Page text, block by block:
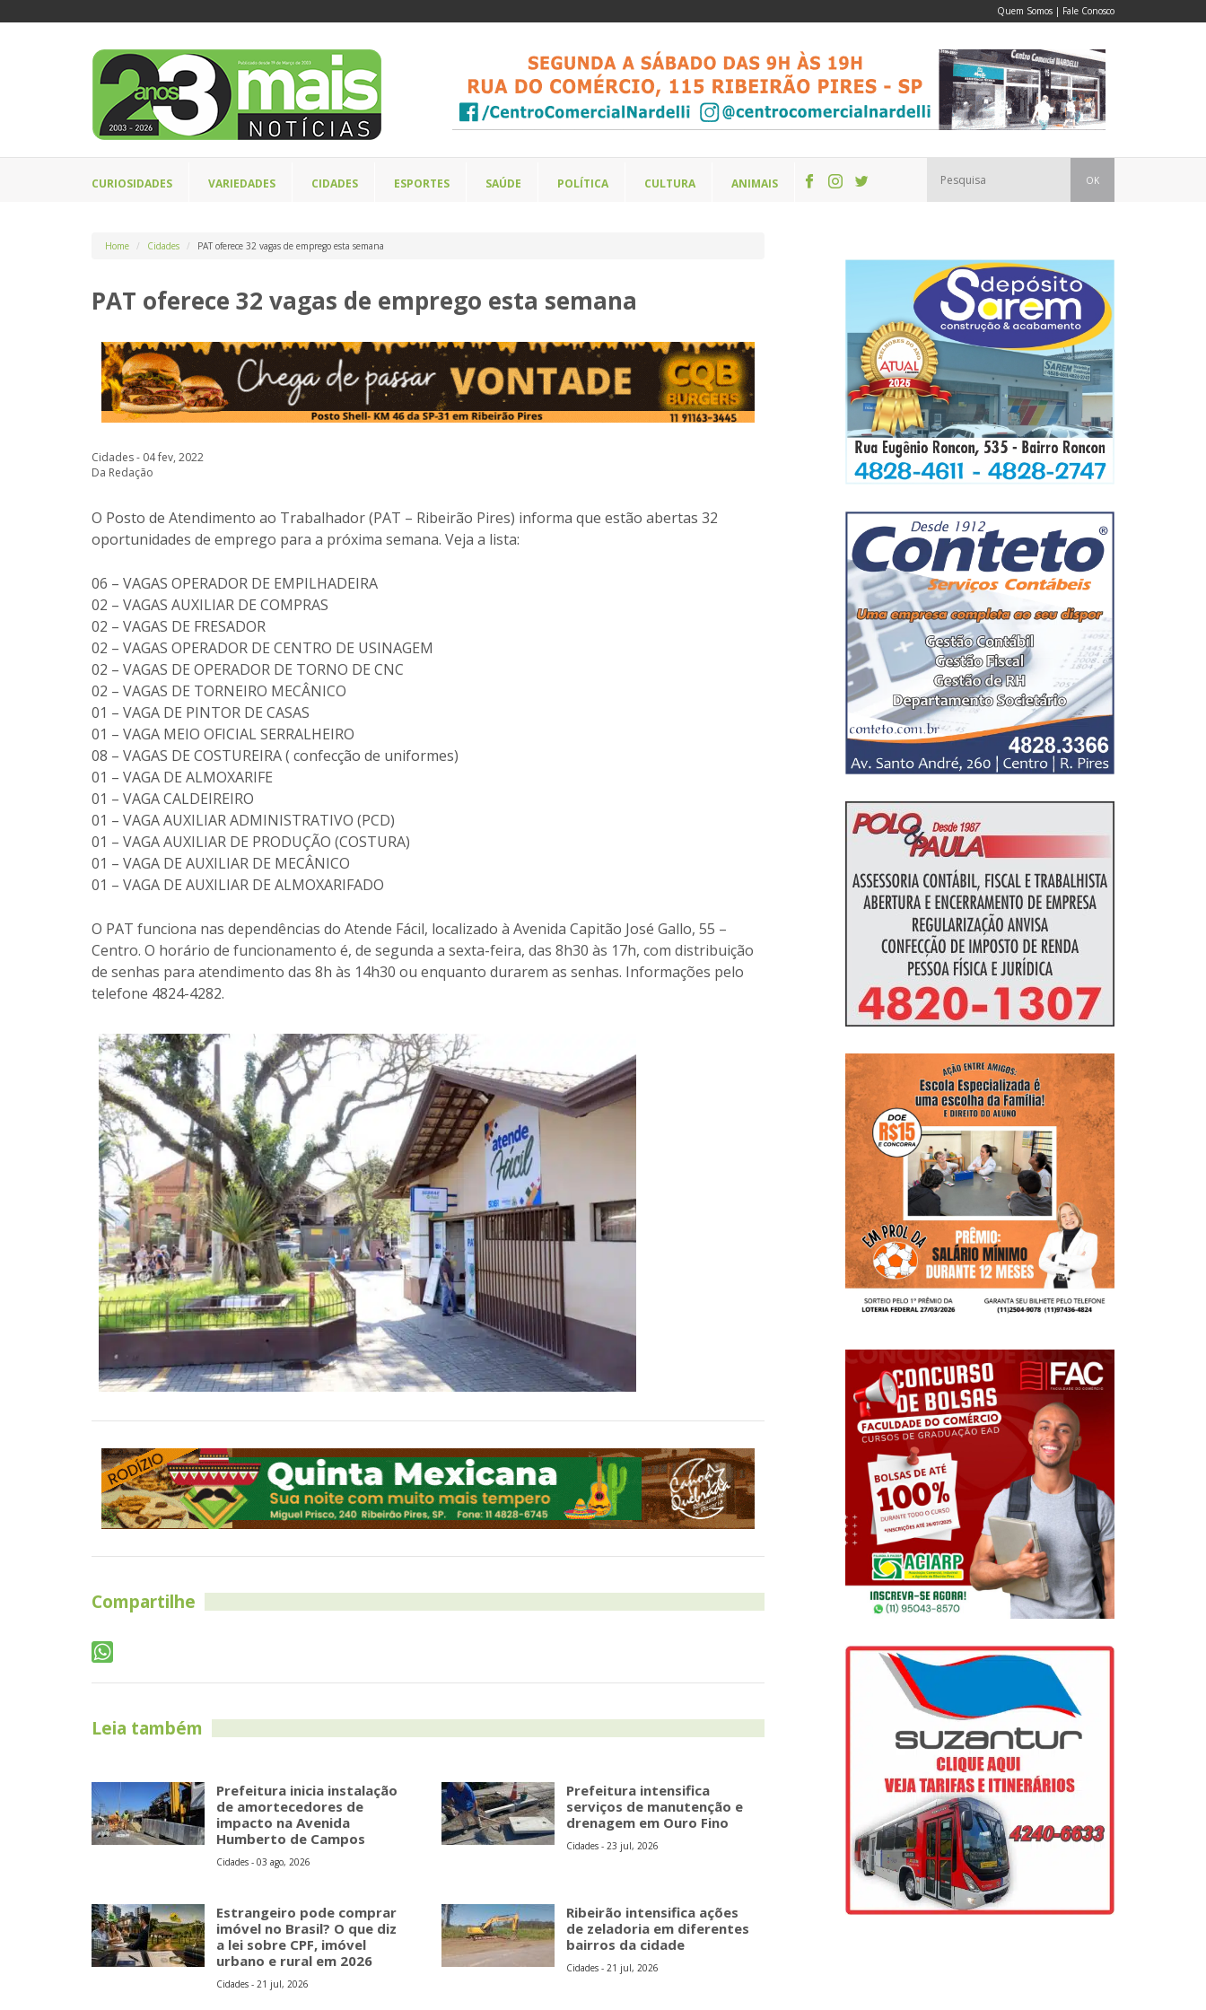
Quem Somos | Fale Conosco
CURIOSIDADES VARIEDADES CIDADES ESPORTES SAÚDE POLÍTICA CULTURA ANIMAIS OK
Home Cidades PAT oferece 32 vagas de emprego esta semana
PAT oferece 32 vagas de emprego esta semana
Cidades - 04 fev, 2022
Da Redação
O Posto de Atendimento ao Trabalhador (PAT – Ribeirão Pires) informa que estão abertas 32
oportunidades de emprego para a próxima semana. Veja a lista:
06 – VAGAS OPERADOR DE EMPILHADEIRA
02 – VAGAS AUXILIAR DE COMPRAS
02 – VAGAS DE FRESADOR
02 – VAGAS OPERADOR DE CENTRO DE USINAGEM
02 – VAGAS DE OPERADOR DE TORNO DE CNC
02 – VAGAS DE TORNEIRO MECÂNICO
01 – VAGA DE PINTOR DE CASAS
01 – VAGA MEIO OFICIAL SERRALHEIRO
08 – VAGAS DE COSTUREIRA ( confecção de uniformes)
01 – VAGA DE ALMOXARIFE
01 – VAGA CALDEIREIRO
01 – VAGA AUXILIAR ADMINISTRATIVO (PCD)
01 – VAGA AUXILIAR DE PRODUÇÃO (COSTURA)
01 – VAGA DE AUXILIAR DE MECÂNICO
01 – VAGA DE AUXILIAR DE ALMOXARIFADO
O PAT funciona nas dependências do Atende Fácil, localizado à Avenida Capitão José Gallo, 55 –
Centro. O horário de funcionamento é, de segunda a sexta-feira, das 8h30 às 17h, com distribuição
de senhas para atendimento das 8h às 14h30 ou enquanto durarem as senhas. Informações pelo
telefone 4824-4282.
Compartilhe
Leia também
Prefeitura inicia instalação
de amortecedores de
impacto na Avenida
Humberto de Campos
Cidades - 03 ago, 2026
Prefeitura intensifica
serviços de manutenção e
drenagem em Ouro Fino
Cidades - 23 jul, 2026
Estrangeiro pode comprar
imóvel no Brasil? O que diz
a lei sobre CPF, imóvel
urbano e rural em 2026
Cidades - 21 jul, 2026
Ribeirão intensifica ações
de zeladoria em diferentes
bairros da cidade
Cidades - 21 jul, 2026